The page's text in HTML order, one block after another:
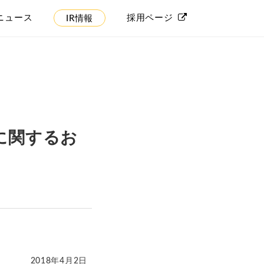
ュース IR情報 採用ページ
関するお
2018年4月2日